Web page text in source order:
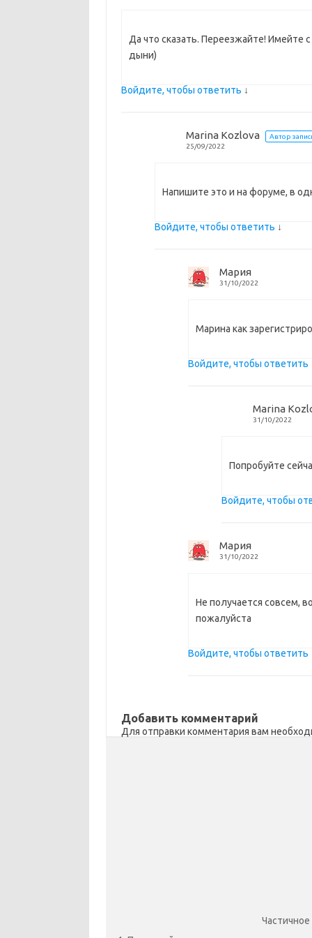
Да что сказать. Переезжайте! Имейте
дыни)
Войдите, чтобы ответить ↓
Marina Kozlova
Автор
25/09/2022
Напишите это и на форуме, в
Войдите, чтобы ответить ↓
Мария
31/10/2022
Марина как
Войдите, чтобы ответить
Marina
31/10/2022
Попробуйте
Войдите, чтобы
Мария
31/10/2022
Не получается совсем,
пожалуйста
Войдите, чтобы ответить
Добавить комментарий
Для отправки комментария вам